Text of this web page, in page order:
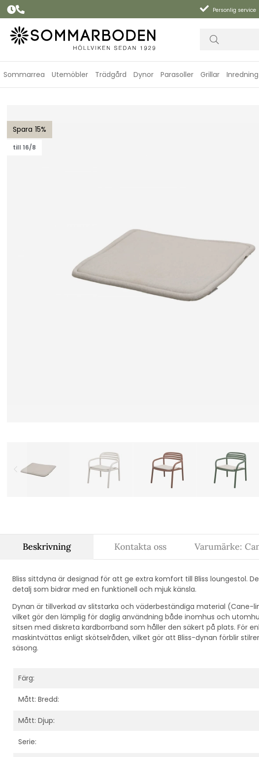
Personlig service
Sommarrea Utemöbler Trädgård Dynor Parasoller Grillar Inredning
15
till 16/8
Beskrivning
Bliss sittdyna är designad för att ge extra komfort till Bliss loungestol.
detalj som bidrar med en funktionell och mjuk känsla.
Dynan är tillverkad av slitstarka och väderbeständiga material (Cane-
vilket gör den lämplig för daglig användning både inomhus och
sitsen med diskreta kardborrband som håller den säkert på plats. För
maskintvättas enligt skötselråden, vilket gör att Bliss-dynan förblir
säsong.
Färg:
Mått: Bredd:
Mått: Djup:
Serie:
Kontakta oss Varumärke: